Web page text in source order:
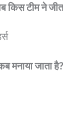
किस टीम ने
मनाया जाता है?